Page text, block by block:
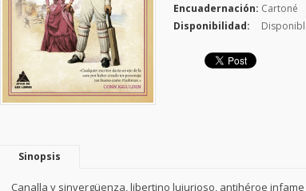
Encuadernación: Cartoné
Disponibilidad:
Sinopsis
Canalla y sinvergüenza, libertino lujurioso, antihéroe